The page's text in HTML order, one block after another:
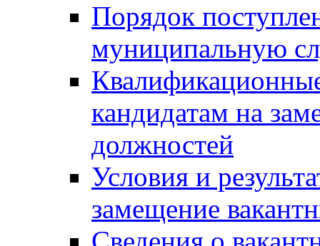
Порядок
муниципальную
кандидатам на
должностей
Условия и
замещение